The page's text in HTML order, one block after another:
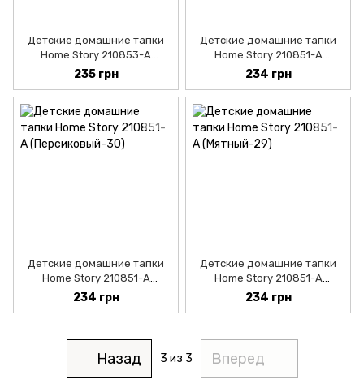
Детские домашние тапки
Home Story 210853-А
(Красный-26)
235 грн
Детские домашние тапки
Home Story 210851-А
(Розовый-30)
234 грн
Детские домашние тапки
Home Story 210851-А
(Персиковый-30)
234 грн
Детские домашние тапки
Home Story 210851-А
(Мятный-29)
234 грн
Назад 3 из 3 Вперед